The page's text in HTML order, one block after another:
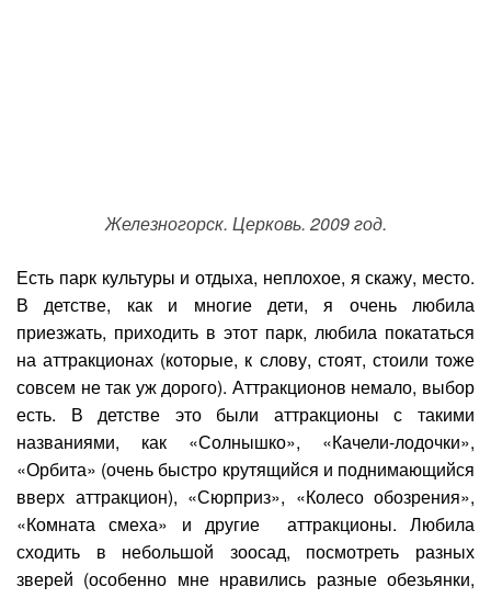
Железногорск. Церковь. 2009 год.
Есть парк культуры и отдыха, неплохое, я скажу, место.
В детстве, как и многие дети, я очень любила
приезжать, приходить в этот парк, любила покататься
на аттракционах (которые, к слову, стоят, стоили тоже
совсем не так уж дорого). Аттракционов немало, выбор
есть. В детстве это были аттракционы с такими
названиями, как «Солнышко», «Качели-лодочки»,
«Орбита» (очень быстро крутящийся и поднимающийся
вверх аттракцион), «Сюрприз», «Колесо обозрения»,
«Комната смеха» и другие аттракционы. Любила
сходить в небольшой зоосад, посмотреть разных
зверей (особенно мне нравились разные обезьянки,